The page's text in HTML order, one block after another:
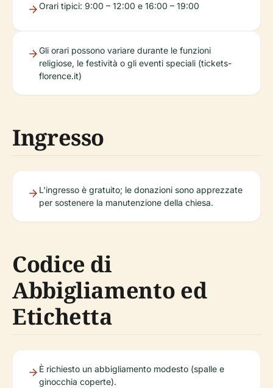
Orari tipici: 9:00 – 12:00 e 16:00 – 19:00
Gli orari possono variare durante le funzioni
religiose, le festività o gli eventi speciali (tickets-
florence.it)
Ingresso
L'ingresso è gratuito; le donazioni sono apprezzate
per sostenere la manutenzione della chiesa.
Codice di
Abbigliamento ed
Etichetta
È richiesto un abbigliamento modesto (spalle e
ginocchia coperte).